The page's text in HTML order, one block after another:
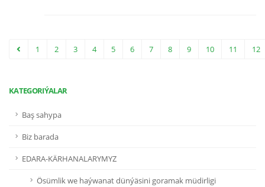
1 2 3 4 5 6 7 8 9 10 11 12
KATEGORIÝALAR
Baş sahypa
Biz barada
EDARA-KÄRHANALARYMYZ
Ösümlik we haýwanat dünýäsini goramak müdirligi